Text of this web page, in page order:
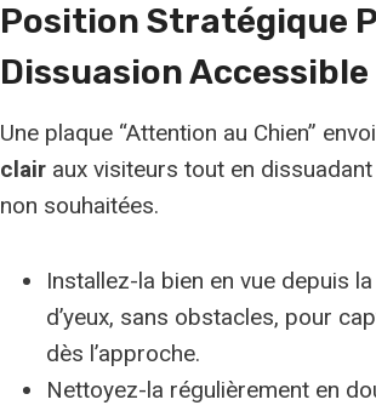
Position Stratégique
Dissuasion
Une plaque “Attention au Chien”
clair aux visiteurs tout en
non souhaitées.
Installez-la bien en vue depuis
d’yeux, sans obstacles, pour
dès l’approche.
Nettoyez-la régulièrement en